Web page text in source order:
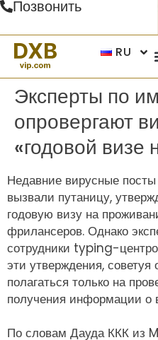
Позвонить
RU
Эксперты по
опровергают
«годовой визе
Недавние вирусные
вызвали путаницу,
годовую визу на
фрилансеров. Однако
сотрудники typing-
эти утверждения, советуя
полагаться только на
получения информации о
По словам Дауда ККК из